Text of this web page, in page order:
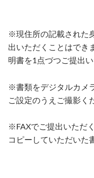
※現住所の記載された
出いただくことはでき
明書を1点づつご提出
※書類をデジタルカメ
ご設定のうえご撮影く
※FAXでご提出いただ
コピーしていただいた